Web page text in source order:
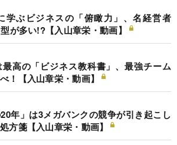
学ぶビジネスの「俯瞰力」、名経営者
が多い!?【入山章栄・動画】
高の「ビジネス教科書」、最強チーム
！【入山章栄・動画】
年」は3メガバンクの競争が引き起こし
方箋【入山章栄・動画】